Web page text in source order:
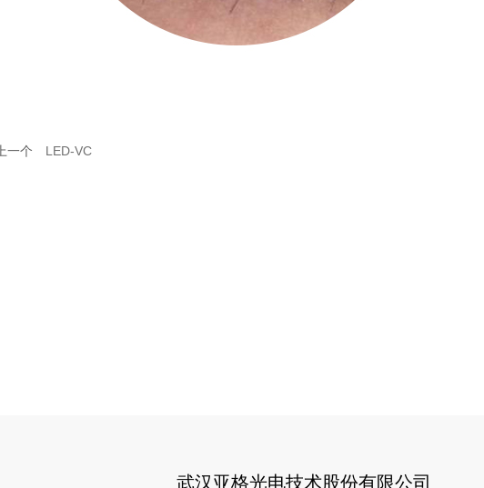
上一个 LED-VC
武汉亚格光电技术股份有限公司